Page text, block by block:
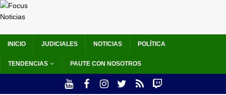
INICIO JUDICIALES NOTICIAS POLÍTICA
TENDENCIAS PAUTE CON NOSOTROS